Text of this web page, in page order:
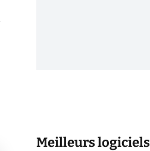
Meilleurs logiciels